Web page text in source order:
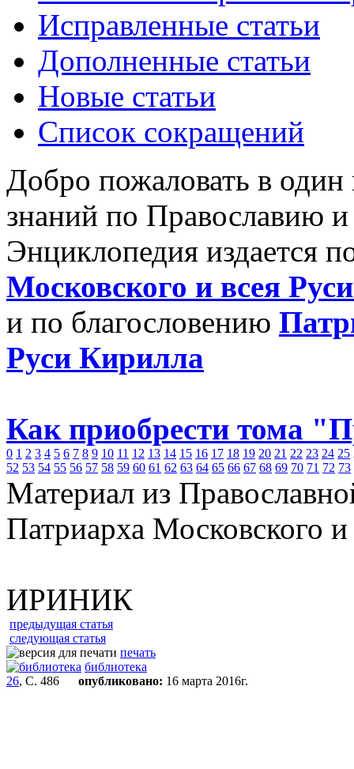
Исправленные статьи
Дополненные статьи
Новые статьи
Список сокращений
Добро пожаловать в
знаний по Православию
Энциклопедия издается
Московского и всея
и по благословению
Руси Кирилла
Как приобрести тома
0 1 2 3 4 5 6 7 8 9 10 11 12 13 14 15 16 17 18 19 20 21 22 23 24 25
52 53 54 55 56 57 58 59 60 61 62 63 64 65 66 67 68 69 70 71 72 73
Материал из
Патриарха Московского
ИРИНИК
предыдущая статья
следующая статья
печать
библиотека
26, С. 486 опубликовано: 16 марта 2016г.